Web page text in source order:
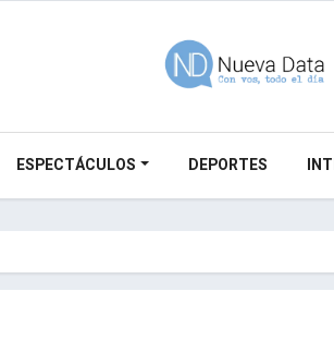
ESPECTÁCULOS DEPORTES